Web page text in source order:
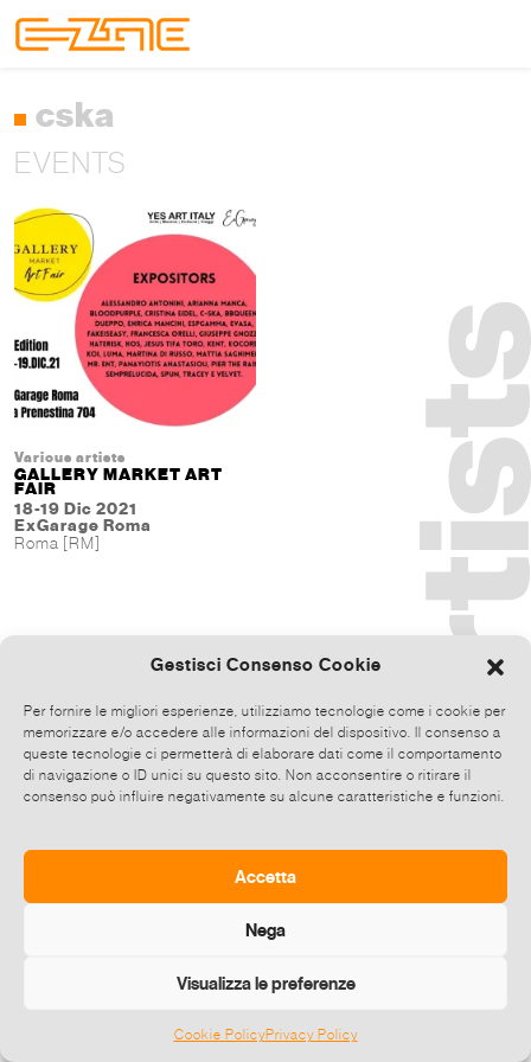
Gestisci Consenso Cookie
Per fornire le migliori esperienze, utilizziamo tecnologie come i cookie per
memorizzare e/o accedere alle informazioni del dispositivo. Il consenso a
queste tecnologie ci permetterà di elaborare dati come il comportamento
di navigazione o ID unici su questo sito. Non acconsentire o ritirare il
consenso può influire negativamente su alcune caratteristiche e funzioni.
Accetta
Nega
Visualizza le preferenze
Cookie PolicyPrivacy Policy
cska
EVENTS
Various artists
GALLERY MARKET ART
FAIR
18-19 Dic 2021
ExGarage Roma
Roma [RM]
©2026 E-zine